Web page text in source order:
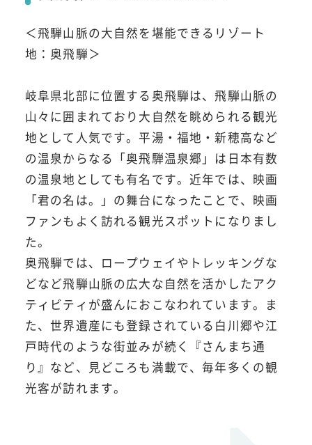
＜飛騨山脈の大自然を堪能できるリゾート
地：奥飛騨＞
岐阜県北部に位置する奥飛騨は、飛騨山脈の
山々に囲まれており大自然を眺められる観光
地として人気です。平湯・福地・新穂高など
の温泉からなる「奥飛騨温泉郷」は日本有数
の温泉地としても有名です。近年では、映画
「君の名は。」の舞台になったことで、映画
ファンもよく訪れる観光スポットになりまし
た。
奥飛騨では、ロープウェイやトレッキングな
どなど飛騨山脈の広大な自然を活かしたアク
ティビティが盛んにおこなわれています。ま
た、世界遺産にも登録されている白川郷や江
戸時代のような街並みが続く『さんまち通
り』など、見どころも満載で、毎年多くの観
光客が訪れます。